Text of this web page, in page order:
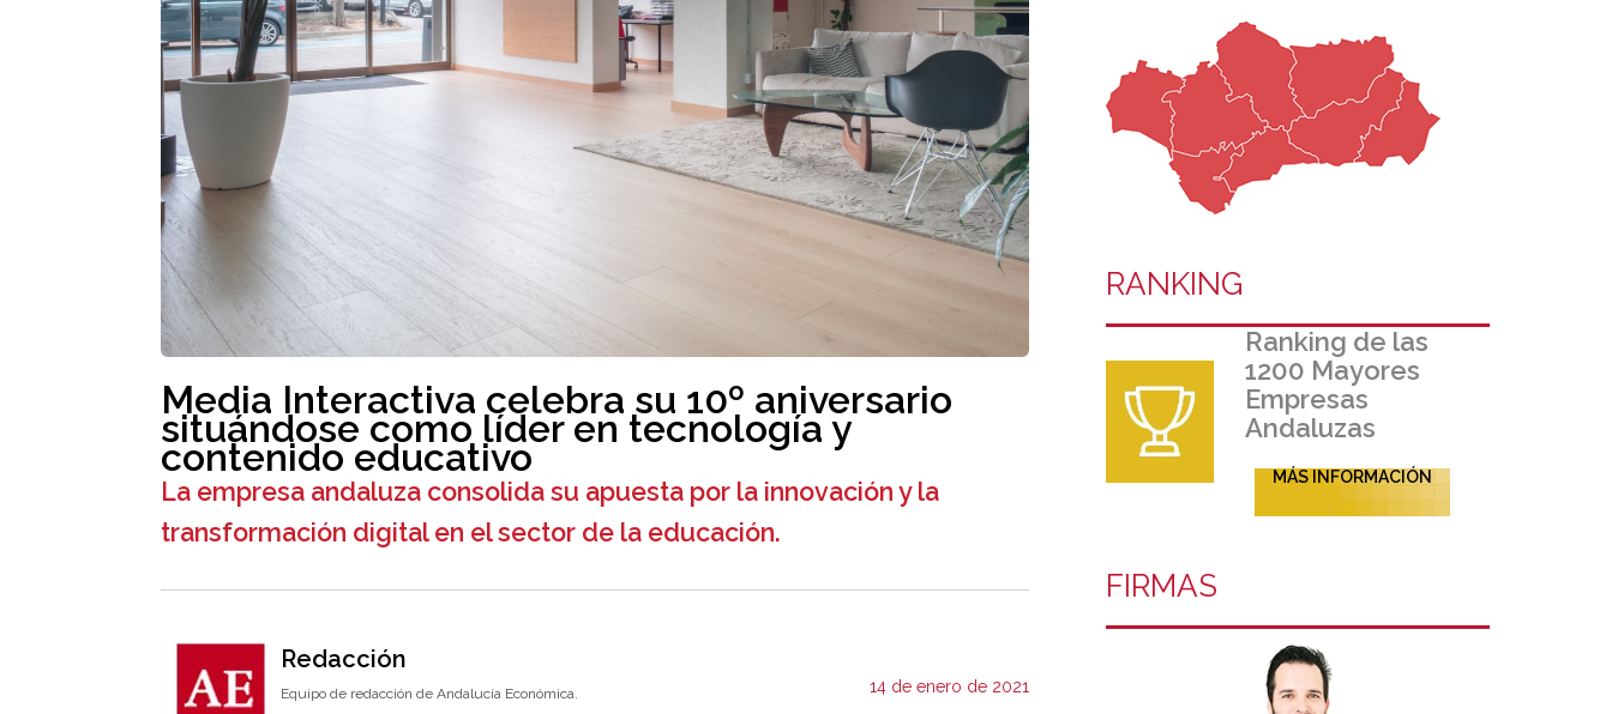
Media Interactiva celebra su 10º aniversario
situándose como líder en tecnología y
contenido educativo
La empresa andaluza consolida su apuesta por la innovación y la
transformación digital en el sector de la educación.
Redacción
Equipo de redacción de Andalucía Económica. 14 de enero de 2021
RANKING
Ranking de las
1200 Mayores
Empresas
Andaluzas
MÁS INFORMACIÓN
FIRMAS